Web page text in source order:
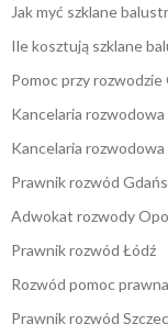
Jak myć szklane
Ile kosztują szklane
Pomoc przy rozwodzie
Kancelaria
Kancelaria
Prawnik rozwód
Adwokat rozwody
Prawnik rozwód Łódź
Rozwód pomoc
Prawnik rozwód